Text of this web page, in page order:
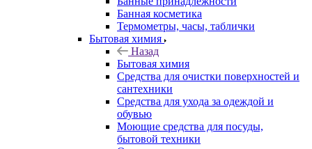
Банная косметика
Термометры, часы, таблички
Бытовая химия
Назад
Бытовая химия
Средства для очистки поверхностей и
сантехники
Средства для ухода за одеждой и
обувью
Моющие средства для посуды,
бытовой техники